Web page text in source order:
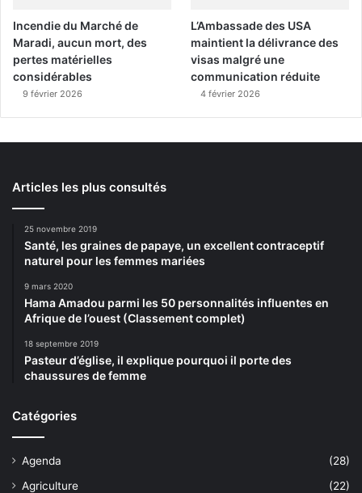
Incendie du Marché de
Maradi, aucun mort, des
pertes matérielles
considérables
9 février 2026
L’Ambassade des USA
maintient la délivrance des
visas malgré une
communication réduite
4 février 2026
Articles les plus consultés
25 novembre 2019
Santé, les graines de papaye, un excellent contraceptif
naturel pour les femmes mariées
9 mars 2020
Hama Amadou parmi les 50 personnalités influentes en
Afrique de l’ouest (Classement complet)
18 septembre 2019
Pasteur d’église, il explique pourquoi il porte des
chaussures de femme
Catégories
Agenda
(28)
Agriculture
(22)